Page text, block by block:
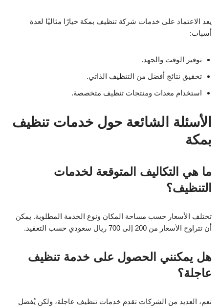
يعد الاعتماد على خدمات شركة تنظيف بمكة خيارًا مثاليًا لعدة
أسباب:
توفير الوقت والجهد.
تحقيق نتائج أفضل من التنظيف الذاتي.
استخدام معدات ومنتجات تنظيف متخصصة.
الأسئلة الشائعة حول خدمات تنظيف
بمكة
ما هي التكاليف المتوقعة لخدمات
التنظيف؟
تختلف الأسعار حسب مساحة المكان ونوع الخدمة المطلوبة. يمكن
أن تتراوح الأسعار من 200 إلى 700 ريال سعودي حسب التعقيد.
هل يمكنني الحصول على خدمة تنظيف
عاجلة؟
نعم، العديد من الشركات تقدم خدمات تنظيف عاجلة، ولكن يُفضل